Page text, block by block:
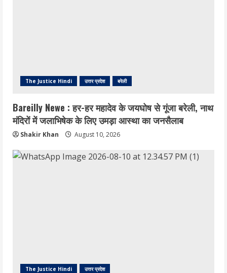
The Justice Hindi उत्तर प्रदेश बरेली
Bareilly Newe : हर-हर महादेव के जयघोष से गूंजा बरेली, नाथ
मंदिरों में जलाभिषेक के लिए उमड़ा आस्था का जनसैलाब
Shakir Khan August 10, 2026
The Justice Hindi उत्तर प्रदेश